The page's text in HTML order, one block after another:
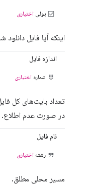
بولی اختیاری
اینکه آیا فایل
اندازه فایل
شماره اختیاری
در صورت عدم اطلاع.
نام فایل
رشته اختیاری
مسیر محلی مطلق.